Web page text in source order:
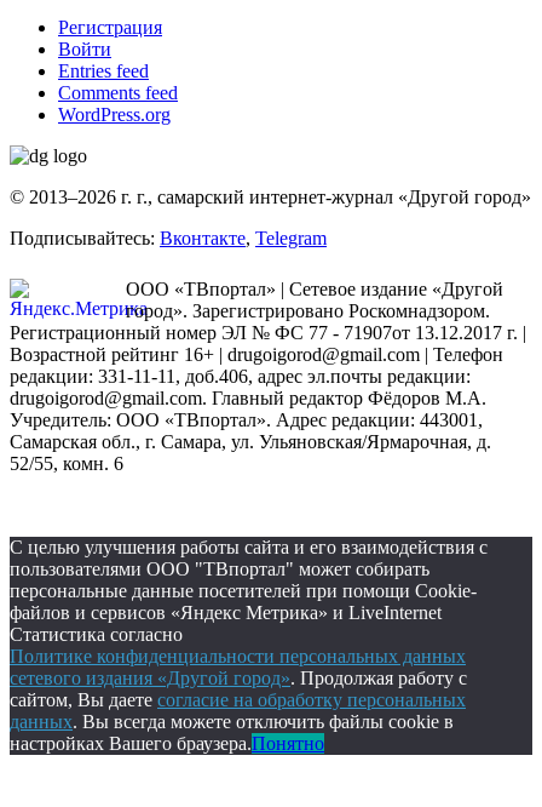
Регистрация
Войти
Entries feed
Comments feed
WordPress.org
© 2013–2026 г. г., самарский интернет-журнал «Другой город»
Подписывайтесь: Вконтакте, Telegram
ООО «ТВпортал» | Сетевое издание «Другой
город». Зарегистрировано Роскомнадзором.
Регистрационный номер ЭЛ № ФС 77 - 71907от 13.12.2017 г. |
Возрастной рейтинг 16+ | drugoigorod@gmail.com | Телефон
редакции: 331-11-11, доб.406, адрес эл.почты редакции:
drugoigorod@gmail.com. Главный редактор Фёдоров М.А.
Учредитель: ООО «ТВпортал». Адрес редакции: 443001,
Самарская обл., г. Самара, ул. Ульяновская/Ярмарочная, д.
52/55, комн. 6
С целью улучшения работы сайта и его взаимодействия с
пользователями ООО "ТВпортал" может собирать
персональные данные посетителей при помощи Cookie-
файлов и сервисов «Яндекс Метрика» и LiveInternet
Статистика согласно
Политике конфиденциальности персональных данных
сетевого издания «Другой город». Продолжая работу с
сайтом, Вы даете согласие на обработку персональных
данных. Вы всегда можете отключить файлы cookie в
настройках Вашего браузера.Понятно